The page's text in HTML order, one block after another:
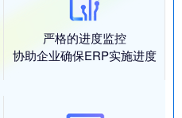
严格的进度监控
协助企业确保ERP实施进度